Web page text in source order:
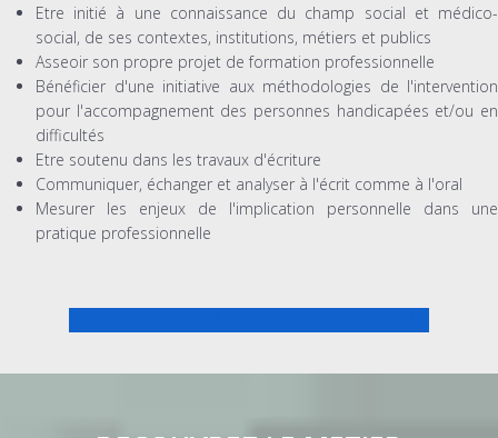
Etre initié à une connaissance du champ social et médico-
social, de ses contextes, institutions, métiers et publics
Asseoir son propre projet de formation professionnelle
Bénéficier d'une initiative aux méthodologies de l'intervention
pour l'accompagnement des personnes handicapées et/ou en
difficultés
Etre soutenu dans les travaux d'écriture
Communiquer, échanger et analyser à l'écrit comme à l'oral
Mesurer les enjeux de l'implication personnelle dans une
pratique professionnelle